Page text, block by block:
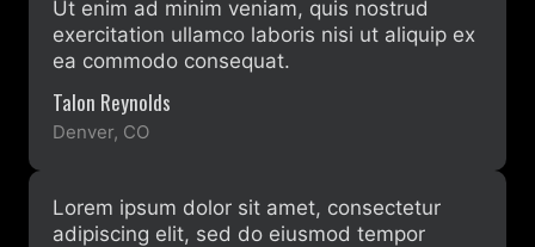
Ut enim ad minim veniam, quis nostrud
exercitation ullamco laboris nisi ut aliquip ex
ea commodo consequat.
Talon Reynolds
Denver, CO
Lorem ipsum dolor sit amet, consectetur
adipiscing elit, sed do eiusmod tempor